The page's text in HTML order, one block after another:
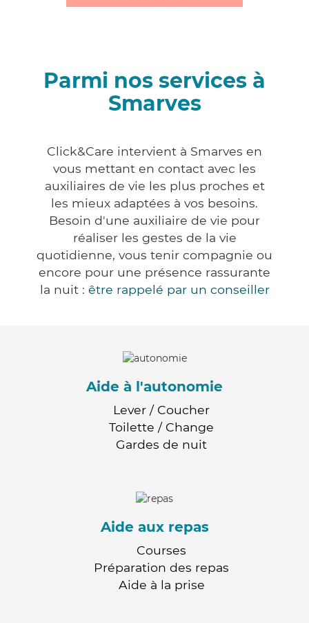
Parmi nos services à
Smarves
Click&Care intervient à Smarves en
vous mettant en contact avec les
auxiliaires de vie les plus proches et
les mieux adaptées à vos besoins.
Besoin d'une auxiliaire de vie pour
réaliser les gestes de la vie
quotidienne, vous tenir compagnie ou
encore pour une présence rassurante
la nuit : être rappelé par un conseiller
Aide à l'autonomie
Lever / Coucher
Toilette / Change
Gardes de nuit
Aide aux repas
Courses
Préparation des repas
Aide à la prise